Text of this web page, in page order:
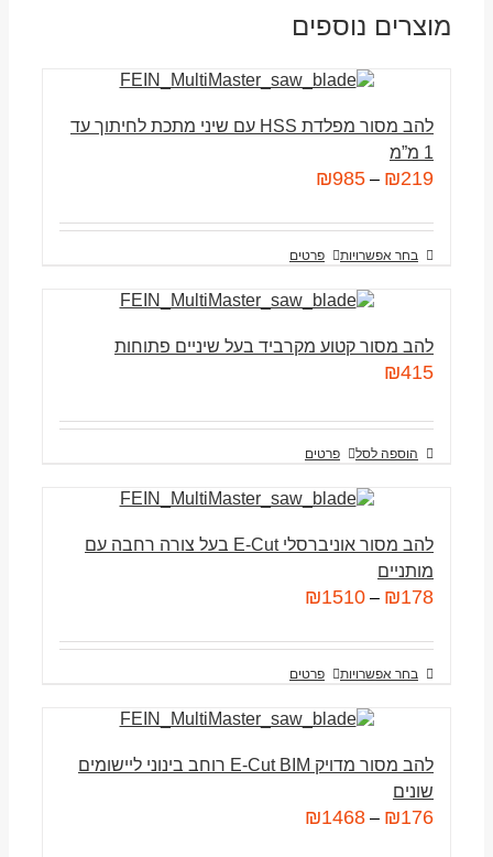
מוצרים נוספים
להב מסור מפלדת HSS עם שיני מתכת לחיתוך עד
1 מ”מ
₪219
–
₪985
בחר אפשרויות פרטים
להב מסור קטוע מקרביד בעל שיניים פתוחות
₪415
הוספה לסל פרטים
להב מסור אוניברסלי E-Cut בעל צורה רחבה עם
מותניים
₪178
–
₪1510
בחר אפשרויות פרטים
להב מסור מדויק E-Cut BIM רוחב בינוני ליישומים
שונים
₪176
–
₪1468